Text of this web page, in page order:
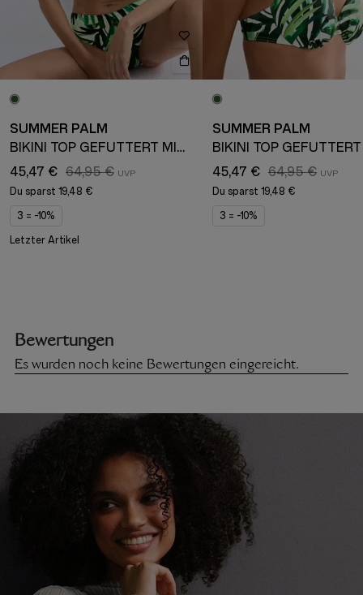
SUMMER PALM
BIKINI TOP GEFÜTTERT MIT ABNEHMBAREN TRÄGERN
45,47 € 64,95 €
Du sparst 19,48 €
3 = -10%
Letzter Artikel
SUMMER PALM
45,47 € 64,95 €
Du sparst 19,48 €
3 = -10%